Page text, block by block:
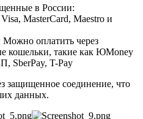
в России:
MasterCard, Maestro и
оплатить через
кошельки, такие как ЮMoney
SberPay, T-Pay
защищенное соединение, что
данных.